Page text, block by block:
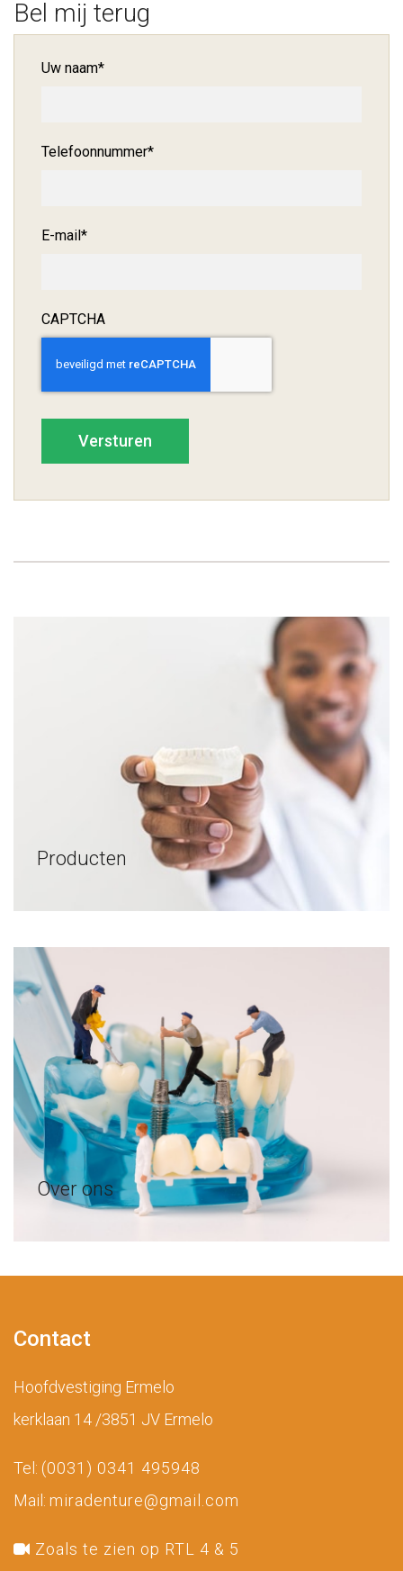
Bel mij terug
Uw naam*
Telefoonnummer*
E-mail*
CAPTCHA
Producten
Over ons
Contact
Hoofdvestiging Ermelo
kerklaan 14 /3851 JV Ermelo
Tel: (0031) 0341 495948
Mail: miradenture@gmail.com
Zoals te zien op RTL 4 & 5